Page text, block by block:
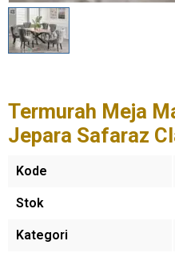
Termurah Meja
Jepara Safaraz
Kode
Stok
Kategori